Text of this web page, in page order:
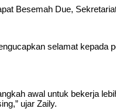
Besemah Due,
selamat kepada
awal untuk bekerja
ujar Zaily.